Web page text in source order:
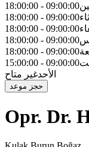
09:00:00
-
18:00:00
09:00:00
-
18:00:00
09:00:00
-
18:00:00
09:00:00
-
18:00:00
09:00:00
-
18:00:00
09:00:00
-
15:00:00
الأحدغير متاح
حجز موعد
Opr. Dr.